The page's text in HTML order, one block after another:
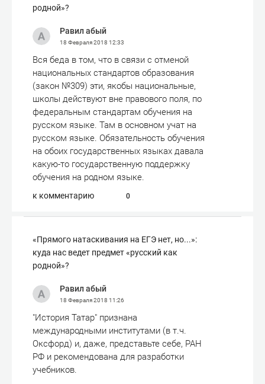
родной»?
Равил абый
18 Февраля 2018 12:33
Вся беда в том, что в связи с отменой
национальных стандартов образования
(закон №309) эти, якобы национальные,
школы действуют вне правового поля, по
федеральным стандартам обучения на
русском языке. Там в основном учат на
русском языке. Обязательность обучения
на обоих государственных языках давала
какую-то государственную поддержку
обучения на родном языке.
к комментарию 0
«Прямого натаскивания на ЕГЭ нет, но...»:
куда нас ведет предмет «русский как
родной»?
Равил абый
18 Февраля 2018 11:26
"История Татар" признана
международными институтами (в т.ч.
Оксфорд) и, даже, представьте себе, РАН
РФ и рекомендована для разработки
учебников.